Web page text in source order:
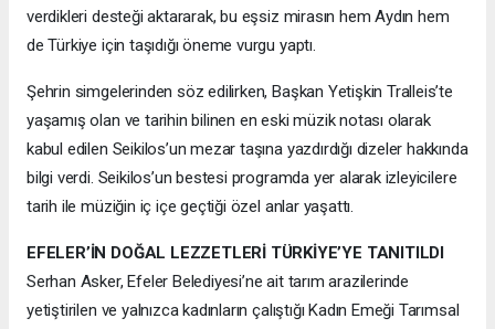
verdikleri desteği aktararak, bu eşsiz mirasın hem Aydın hem
de Türkiye için taşıdığı öneme vurgu yaptı.
Şehrin simgelerinden söz edilirken, Başkan Yetişkin Tralleis’te
yaşamış olan ve tarihin bilinen en eski müzik notası olarak
kabul edilen Seikilos’un mezar taşına yazdırdığı dizeler hakkında
bilgi verdi. Seikilos’un bestesi programda yer alarak izleyicilere
tarih ile müziğin iç içe geçtiği özel anlar yaşattı.
EFELER’İN DOĞAL LEZZETLERİ TÜRKİYE’YE TANITILDI
Serhan Asker, Efeler Belediyesi’ne ait tarım arazilerinde
yetiştirilen ve yalnızca kadınların çalıştığı Kadın Emeği Tarımsal